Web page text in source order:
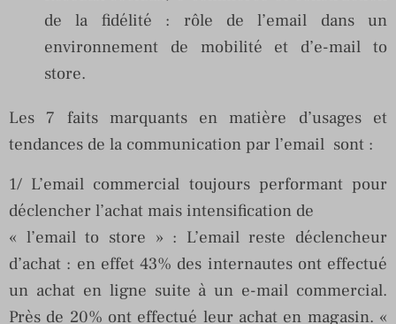
de la fidélité : rôle de l’email dans un
environnement de mobilité et d’e-mail to
store.
Les 7 faits marquants en matière d’usages et
tendances de la communication par l’email sont :
1/ L’email commercial toujours performant pour
déclencher l’achat mais intensification de
« l’email to store » : L’email reste déclencheur
d’achat : en effet 43% des internautes ont effectué
un achat en ligne suite à un e-mail commercial.
Près de 20% ont effectué leur achat en magasin. «